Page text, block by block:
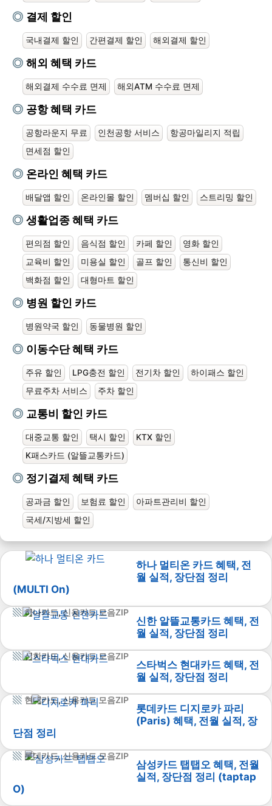
결제 할인
국내결제 할인 간편결제 할인 해외결제 할인
해외 혜택 카드
해외결제 수수료 면제 해외ATM 수수료 면제
공항 혜택 카드
공항라운지 무료 인천공항 서비스
항공마일리지 적립
면세점 할인
온라인 혜택 카드
배달앱 할인 온라인몰 할인 멤버십 할인 스트리밍 할인
생활업종 혜택 카드
편의점 할인 음식점 할인 카페 할인
영화 할인
교육비 할인
미용실 할인 골프 할인
통신비 할인
백화점 할인
대형마트 할인
병원 할인 카드
병원약국 할인 동물병원 할인
이동수단 혜택 카드
주유 할인 LPG충전 할인 전기차 할인
하이패스 할인
무료주차 서비스
주차 할인
교통비 할인 카드
대중교통 할인 택시 할인
KTX 할인
K패스카드 (알뜰교통카드)
정기결제 혜택 카드
공과금 할인 보험료 할인
아파트관리비 할인
국세/지방세 할인
하나 멀티온 카드 혜택, 전
월 실적, 장단점 정리
(MULTI On)
하나카드,신용카드 모음ZIP
신한 알뜰교통카드 혜택, 전
월 실적, 장단점 정리
신한카드,신용카드 모음ZIP
스타벅스 현대카드 혜택, 전
월 실적, 장단점 정리
현대카드,신용카드 모음ZIP
롯데카드 디지로카 파리
(Paris) 혜택, 전월 실적, 장
단점 정리
롯데카드,신용카드 모음ZIP
삼성카드 탭탭오 혜택, 전월
실적, 장단점 정리 (taptap
O)